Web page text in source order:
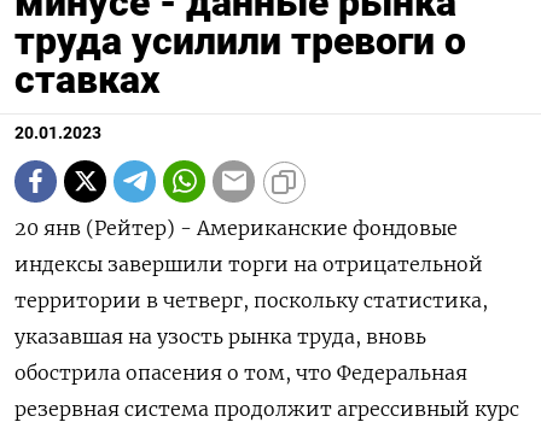
труда усилили тревоги о
ставках
20.01.2023
20 янв (Рейтер) - Американские фондовые
индексы завершили торги на отрицательной
территории в четверг, поскольку статистика,
указавшая на узость рынка труда, вновь
обострила опасения о том, что Федеральная
резервная система продолжит агрессивный курс